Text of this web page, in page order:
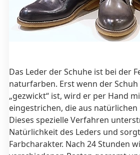
Das Leder der Schuhe ist bei der
naturfarben. Erst wenn der
„gezwickt“ ist, wird er per Hand
eingestrichen, die aus
Dieses spezielle Verfahren
Natürlichkeit des Leders und
Farbcharakter. Nach 24 Stunden